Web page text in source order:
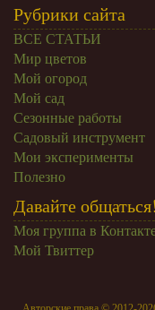
Рубрики сайта
ВСЕ СТАТЬИ
Мир цветов
Мой огород
Мой сад
Сезонные работы
Садовый инструмент
Мои эксперименты
Полезно
Давайте
Моя группа в
Мой Твиттер